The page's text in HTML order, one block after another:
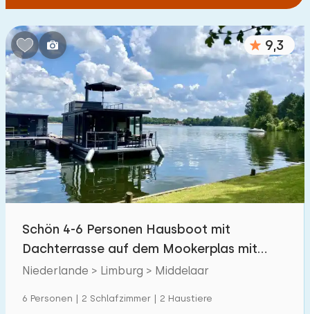
9,3
Schön 4-6 Personen Hausboot mit
Dachterrasse auf dem Mookerplas mit
Wasserblick
Niederlande > Limburg > Middelaar
6 Personen | 2 Schlafzimmer | 2 Haustiere